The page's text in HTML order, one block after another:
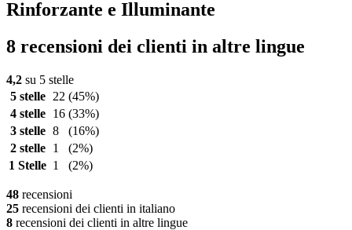
Rinforzante e Illuminante
8 recensioni dei clienti in altre lingue
4,2 su 5 stelle
5 stelle
22 (45%)
4 stelle
16 (33%)
3 stelle 8
(16%)
2 stelle
1
(2%)
1 Stelle 1 (2%)
48 recensioni
25 recensioni dei clienti in italiano
8 recensioni dei clienti in altre lingue